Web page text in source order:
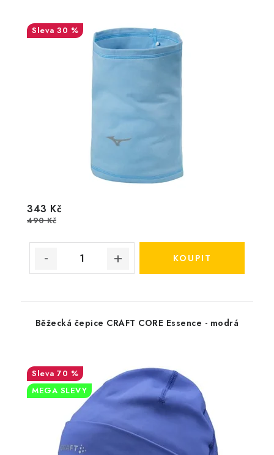
30 %
343 Kč
490 Kč
Běžecká čepice CRAFT CORE Essence - modrá
70 %
MEGA SLEVY